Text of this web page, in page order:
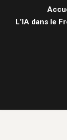
L’IA dans le